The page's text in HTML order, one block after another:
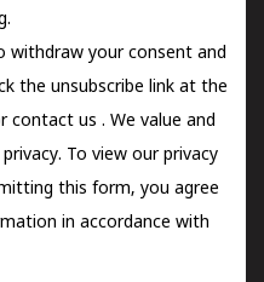
withdraw your consent and
the unsubscribe link at the
contact us . We value and
To view our privacy
this form, you agree
in accordance with